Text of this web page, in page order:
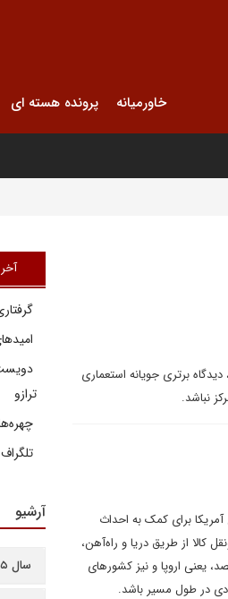
خاورمیانه پرونده هسته ای
برتری جویانه استعماری
نباشد.
حاشیه نشست اخیر گروه ۲۰ در دهلی از طرح آمریکا برای کمک به احداث
کالا از طریق دریا و راه‌آهن،
یعنی اروپا و نیز کشورهای
در طول مسیر باشد.
ترازو
آرشیو
سال ۱۴۰۵ (۱۸۷۴)